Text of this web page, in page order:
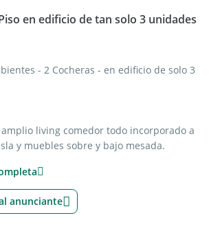
en edificio de tan solo 3 unidades
- 2 Cocheras - en edificio de solo 3
living comedor todo incorporado a
y muebles sobre y bajo mesada.
en suite, el principal con vestidor y
con amplios placares y uno de ellos
a piletas.
anunciante